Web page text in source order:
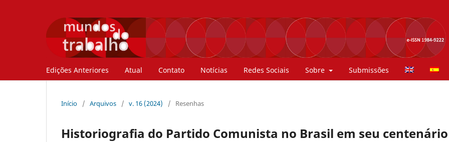
Edições Anteriores Atual Contato Notícias Redes Sociais Sobre Submissões
Início / Arquivos / v. 16 (2024) / Resenhas
Historiografia do Partido Comunista no Brasil em seu centenário